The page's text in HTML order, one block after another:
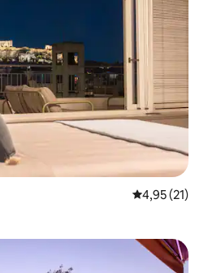
4,95 av 5 i
4,95 (21)